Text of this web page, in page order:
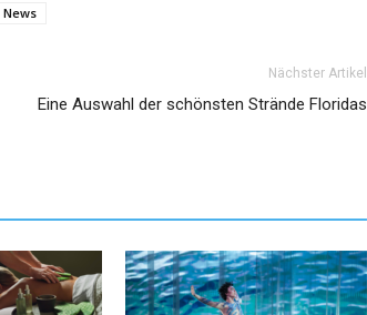
News
Nächster Artikel
Eine Auswahl der schönsten Strände Floridas